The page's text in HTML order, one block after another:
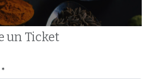
un Ticket
*